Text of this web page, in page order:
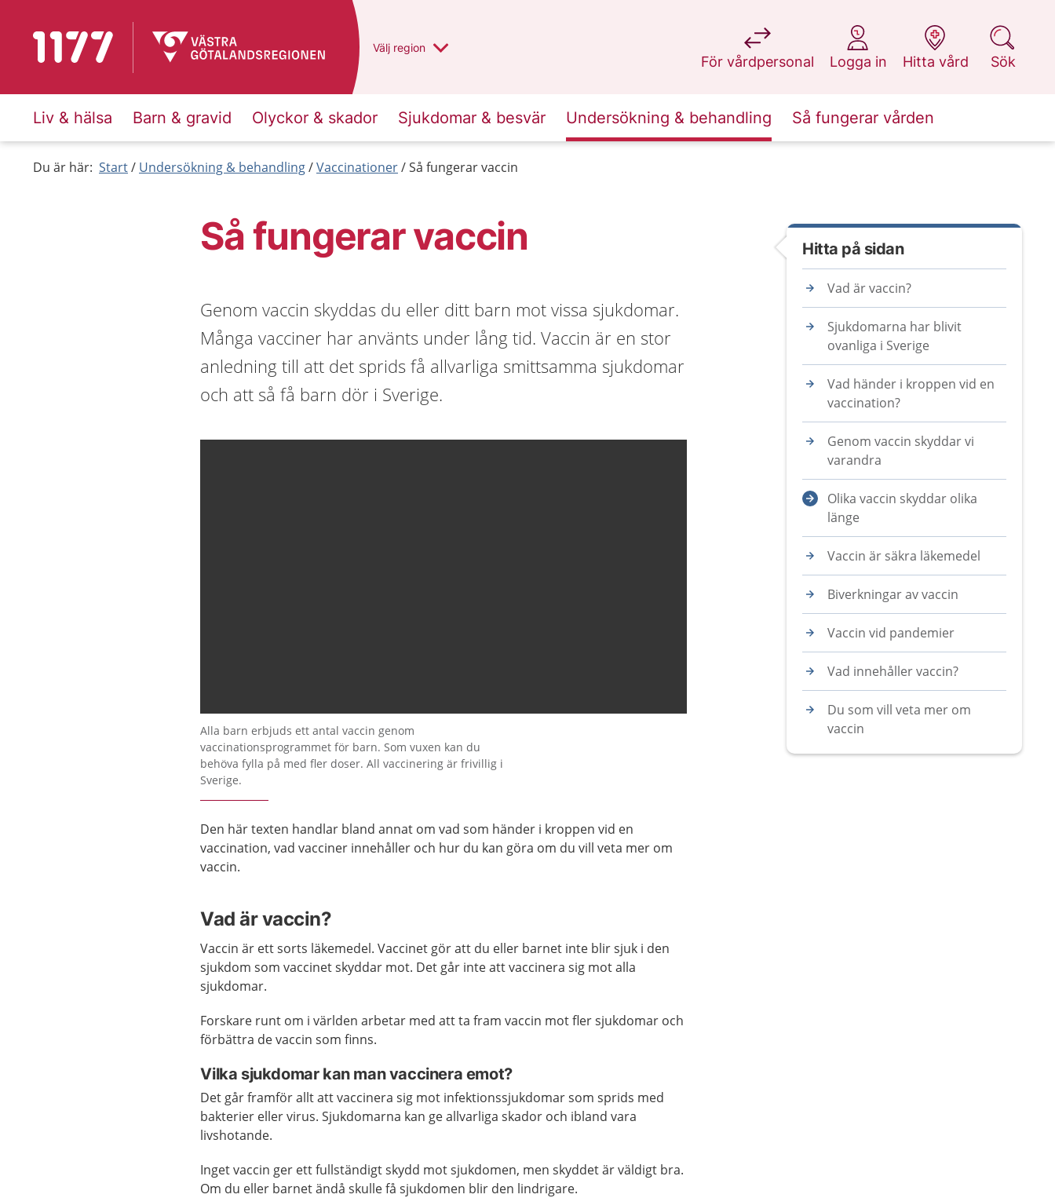
Till startsidan för 1177 Du har valt region
Välj en annan
region
För vårdpersonal
på 1177.se
Logga in
på 1177.se
Hitta vård
på 1177.se
Sök
på 1177.se
Liv & hälsa Barn & gravid Olyckor & skador Sjukdomar & besvär Undersökning & behandling Så fungerar vården
Du är här: Start Undersökning & behandling Vaccinationer Så fungerar vaccin
Så fungerar vaccin
Genom vaccin skyddas du eller ditt barn mot vissa sjukdomar.
Många vacciner har använts under lång tid. Vaccin är en stor
anledning till att det sprids få allvarliga smittsamma sjukdomar
och att så få barn dör i Sverige.
Alla barn erbjuds ett antal vaccin genom
vaccinationsprogrammet för barn. Som vuxen kan du
behöva fylla på med fler doser. All vaccinering är frivillig i
Sverige.
Den här texten handlar bland annat om vad som händer i kroppen vid en
vaccination, vad vacciner innehåller och hur du kan göra om du vill veta mer om
vaccin.
Vad är vaccin?
Vaccin är ett sorts läkemedel. Vaccinet gör att du eller barnet inte blir sjuk i den
sjukdom som vaccinet skyddar mot. Det går inte att vaccinera sig mot alla
sjukdomar.
Forskare runt om i världen arbetar med att ta fram vaccin mot fler sjukdomar och
förbättra de vaccin som finns.
Vilka sjukdomar kan man vaccinera emot?
Det går framför allt att vaccinera sig mot infektionssjukdomar som sprids med
bakterier eller virus. Sjukdomarna kan ge allvarliga skador och ibland vara
livshotande.
Inget vaccin ger ett fullständigt skydd mot sjukdomen, men skyddet är väldigt bra.
Om du eller barnet ändå skulle få sjukdomen blir den lindrigare.
Hitta på sidan
Vad är vaccin?
Sjukdomarna har blivit
ovanliga i Sverige
Vad händer i kroppen vid en
vaccination?
Genom vaccin skyddar vi
varandra
Olika vaccin skyddar olika
länge
Vaccin är säkra läkemedel
Biverkningar av vaccin
Vaccin vid pandemier
Vad innehåller vaccin?
Du som vill veta mer om
vaccin